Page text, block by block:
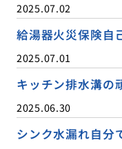
2025.07.02
給湯器火災保険自
2025.07.01
キッチン排水溝の
2025.06.30
シンク水漏れ自分